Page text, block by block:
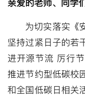
亲爱的老师、 同学
为切实落实《
坚持过紧日子的若
进开源节流 厉行
推进节约型低碳校
和全国低碳日相关